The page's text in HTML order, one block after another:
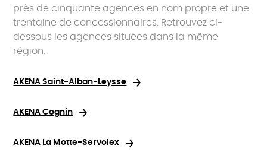
près de cinquante agences en nom propre et une
trentaine de concessionnaires. Retrouvez ci-
dessous les agences situées dans la même
région.
AKENA Saint-Alban-Leysse
AKENA Cognin
AKENA La Motte-Servolex